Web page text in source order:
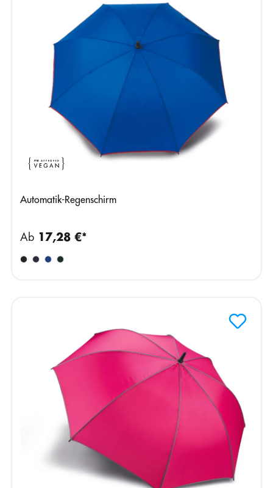
Automatik-Regenschirm
Ab 17,28 €*